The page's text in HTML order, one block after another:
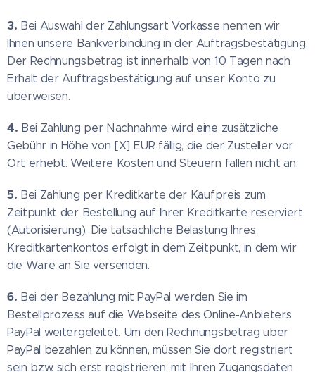
3. Bei Auswahl der Zahlungsart Vorkasse nennen wir
Ihnen unsere Bankverbindung in der Auftragsbestätigung.
Der Rechnungsbetrag ist innerhalb von 10 Tagen nach
Erhalt der Auftragsbestätigung auf unser Konto zu
überweisen.
4. Bei Zahlung per Nachnahme wird eine zusätzliche
Gebühr in Höhe von [X] EUR fällig, die der Zusteller vor
Ort erhebt. Weitere Kosten und Steuern fallen nicht an.
5. Bei Zahlung per Kreditkarte der Kaufpreis zum
Zeitpunkt der Bestellung auf Ihrer Kreditkarte reserviert
(Autorisierung). Die tatsächliche Belastung Ihres
Kreditkartenkontos erfolgt in dem Zeitpunkt, in dem wir
die Ware an Sie versenden.
6. Bei der Bezahlung mit PayPal werden Sie im
Bestellprozess auf die Webseite des Online-Anbieters
PayPal weitergeleitet. Um den Rechnungsbetrag über
PayPal bezahlen zu können, müssen Sie dort registriert
sein bzw. sich erst registrieren, mit Ihren Zugangsdaten